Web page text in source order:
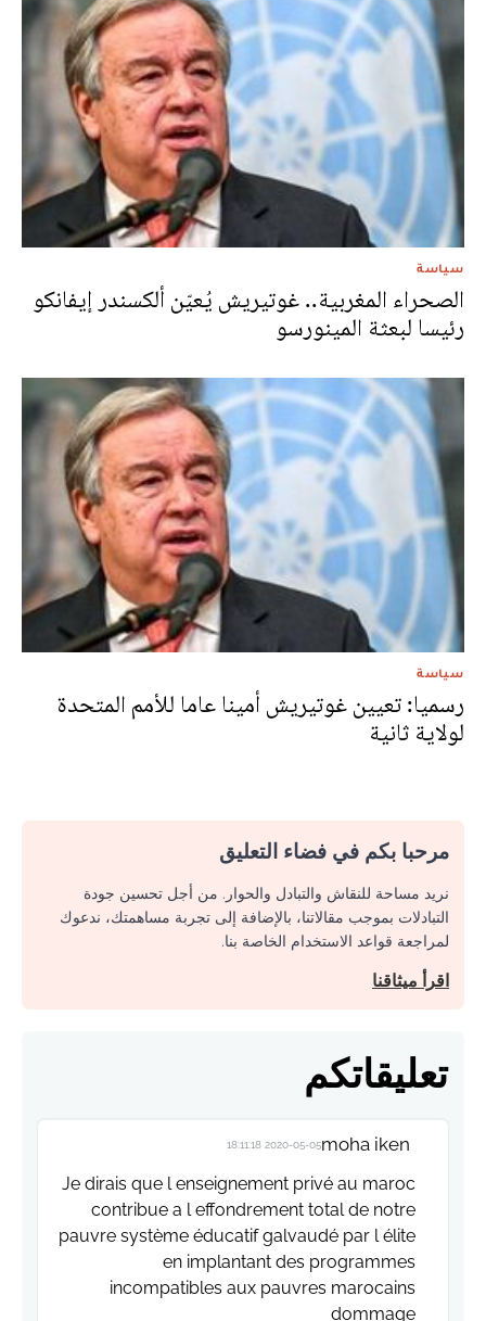
سياسة
الصحراء المغربية.. غوتيريش يُعيّن ألكسندر إيفانكو
رئيسا لبعثة المينورسو
سياسة
رسميا: تعيين غوتيريش أمينا عاما للأمم المتحدة
لولاية ثانية
مرحبا بكم في فضاء التعليق
نريد مساحة للنقاش والتبادل والحوار. من أجل تحسين جودة
التبادلات بموجب مقالاتنا، بالإضافة إلى تجربة مساهمتك، ندعوك
لمراجعة قواعد الاستخدام الخاصة بنا.
اقرأ ميثاقنا
تعليقاتكم
moha iken
2020-05-05 18:11:18
Je dirais que l enseignement privé au maroc
contribue a l effondrement total de notre
pauvre système éducatif galvaudé par l élite
en implantant des programmes
incompatibles aux pauvres marocains
dommage